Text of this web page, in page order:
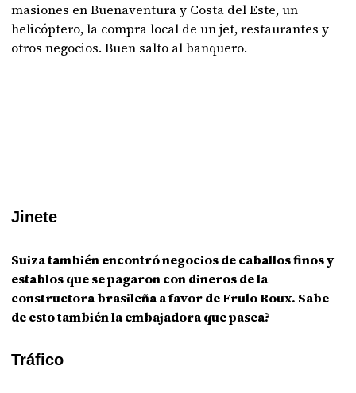
masiones en Buenaventura y Costa del Este, un
helicóptero, la compra local de un jet, restaurantes y
otros negocios. Buen salto al banquero.
Jinete
Suiza también encontró negocios de caballos finos y
establos que se pagaron con dineros de la
constructora brasileña a favor de Frulo Roux. Sabe
de esto también la embajadora que pasea?
Tráfico